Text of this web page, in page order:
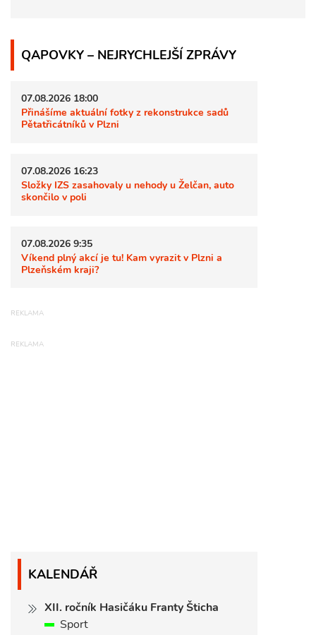
QAPOVKY – NEJRYCHLEJŠÍ ZPRÁVY
07.08.2026 18:00
Přinášíme aktuální fotky z rekonstrukce sadů
Pětatřicátníků v Plzni
07.08.2026 16:23
Složky IZS zasahovaly u nehody u Želčan, auto
skončilo v poli
07.08.2026 9:35
Víkend plný akcí je tu! Kam vyrazit v Plzni a
Plzeňském kraji?
KALENDÁŘ
XII. ročník Hasičáku Franty Šticha
Sport